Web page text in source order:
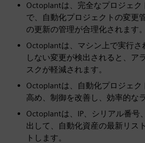
Octoplantは、完全なプロジェ
で、自動化プロジェクトの変更
の更新の管理が合理化されます。
Octoplantは、マシン上で実行
しない変更が検出されると、ア
スクが軽減されます。
Octoplantは、自動化プロジェ
高め、制御を改善し、効率的な
Octoplantは、IP、シリアル番
出して、自動化資産の最新リス
トします。